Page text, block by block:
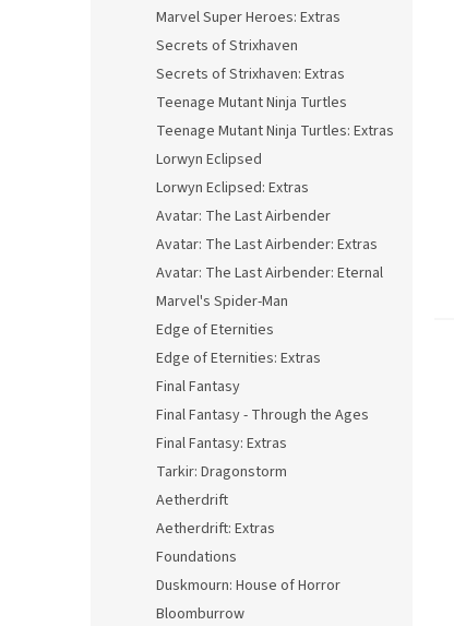
Marvel Super Heroes: Extras
Secrets of Strixhaven
Secrets of Strixhaven: Extras
Teenage Mutant Ninja Turtles
Teenage Mutant Ninja Turtles: Extras
Lorwyn Eclipsed
Lorwyn Eclipsed: Extras
Avatar: The Last Airbender
Avatar: The Last Airbender: Extras
Avatar: The Last Airbender: Eternal
Marvel's Spider-Man
Edge of Eternities
Edge of Eternities: Extras
Final Fantasy
Final Fantasy - Through the Ages
Final Fantasy: Extras
Tarkir: Dragonstorm
Aetherdrift
Aetherdrift: Extras
Foundations
Duskmourn: House of Horror
Bloomburrow